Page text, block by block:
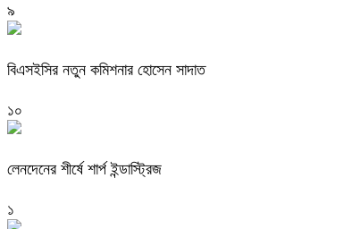
৯
বিএসইসির নতুন কমিশনার হোসেন সাদাত
১০
লেনদেনের শীর্ষে শার্প ইন্ডাস্ট্রিজ
১